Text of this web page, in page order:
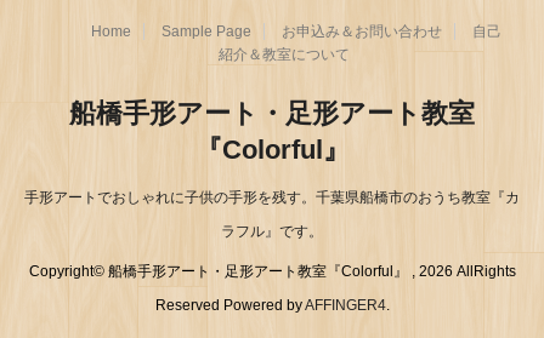
Home Sample Page お申込み＆お問い合わせ
自己
紹介＆教室について
船橋手形アート・足形アート教室
『Colorful』
手形アートでおしゃれに子供の手形を残す。千葉県船橋市のおうち教室『カ
ラフル』です。
Copyright© 船橋手形アート・足形アート教室『Colorful』 , 2026 AllRights
Reserved Powered byAFFINGER4.